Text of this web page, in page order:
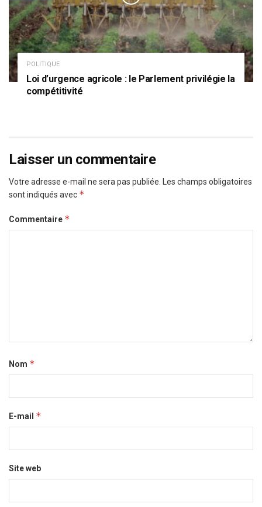
POLITIQUE
Loi d’urgence agricole : le Parlement privilégie la
compétitivité
Laisser un commentaire
Votre adresse e-mail ne sera pas publiée.
Les champs obligatoires
sont indiqués avec *
Commentaire *
Nom *
E-mail *
Site web